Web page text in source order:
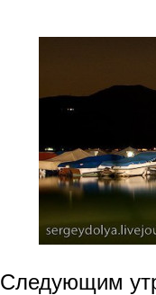
Следующим